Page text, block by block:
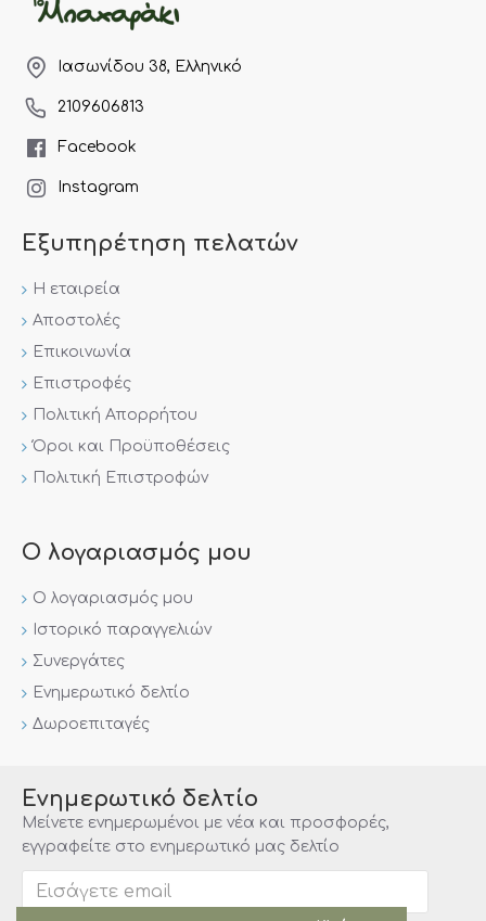
Φυτικές ίνες: 3,3 g
Νάτριο: 12 mg
Ιασωνίδου 38, Ελληνικό
2109606813
Facebook
Instagram
Εξυπηρέτηση πελατών
Η εταιρεία
Αποστολές
Επικοινωνία
Επιστροφές
Πολιτική Απορρήτου
Όροι και Προϋποθέσεις
Πολιτική Επιστροφών
Ο λογαριασμός μου
Ο λογαριασμός μου
Ιστορικό παραγγελιών
Συνεργάτες
Ενημερωτικό δελτίο
Δωροεπιταγές
Ενημερωτικό δελτίο
Μείνετε ενημερωμένοι με νέα και προσφορές,
εγγραφείτε στο ενημερωτικό μας δελτίο